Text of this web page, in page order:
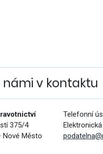
námi v kontaktu
375/4
Nové Město
Telefonní